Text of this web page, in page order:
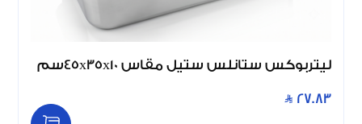
ليتربوكس ستانلس ستيل مقاس 45x35x10سم
27.83